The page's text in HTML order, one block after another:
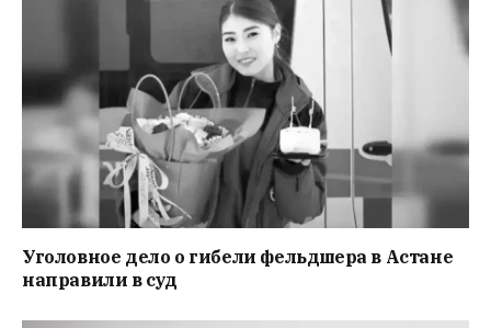
Уголовное дело о гибели фельдшера в Астане
направили в суд